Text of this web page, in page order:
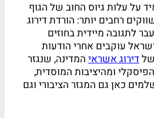
על עלות גיוס החוב של הגוף
רחבים יותר: הורדת דירוג
לתגובה מיידית בחוזים
עוקבים אחרי הודעות
דירוג אשראי המדינה, שנגזר
ומהיציבות המוסדית,
כאן גם המגזר הציבורי וגם